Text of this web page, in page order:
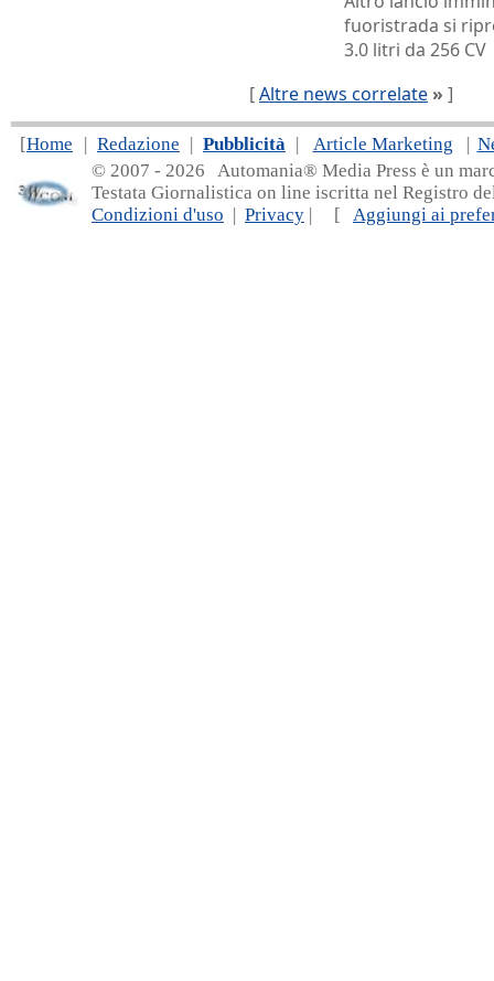
fuoristrada si
3.0 litri da 256 CV
[Altre news correlate » ]
[Home | Redazione | Pubblicità | Article Marketing |
© 2007 - 2026 Automania® Media Press è un
Testata Giornalistica on line iscritta nel Registro
Condizioni d'uso | Privacy | [ Aggiungi ai